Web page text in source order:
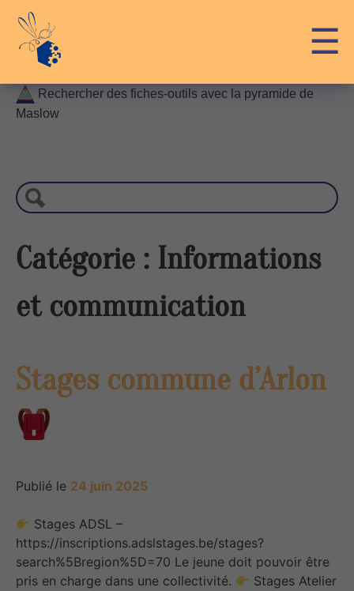
content
☰
Rechercher des fiches-outils avec la pyramide de
Maslow
c
h
r
c
e
Catégorie : Informations
et communication
Stages commune d’Arlon
Publié le 24 juin 2025
Stages ADSL –
https://inscriptions.adslstages.be/stages?
search%5Bregion%5D=70 Le jeune doit pouvoir être
pris en charge dans une collectivité.
Stages Atelier